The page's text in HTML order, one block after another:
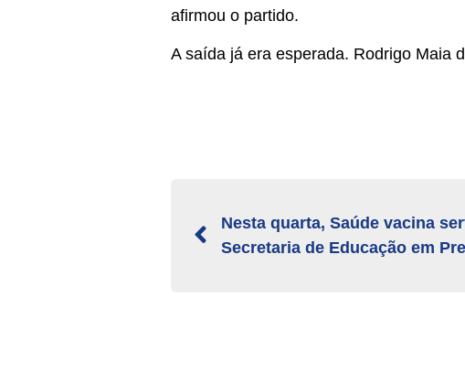
afirmou o partido.
A saída já era esperada. Rodrigo Maia
Nesta quarta, Saúde vacina
Secretaria de Educação em